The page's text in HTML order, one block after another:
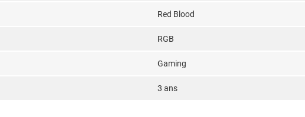
Red Blood
RGB
Gaming
3 ans